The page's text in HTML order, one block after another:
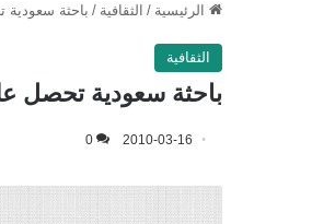
الرئيسية / الثقافية / باحثة سعودية
الثقافية
باحثة سعودية تحصل
2010-03-16
0